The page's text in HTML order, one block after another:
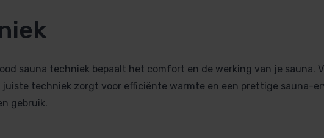
sauna techniek bepaalt het comfort en de werking van je sauna.
juiste techniek zorgt voor efficiënte warmte en een prettige sauna-
gebruik.